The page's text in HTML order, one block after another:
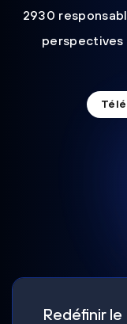
2930
perspectives
Redéfinir